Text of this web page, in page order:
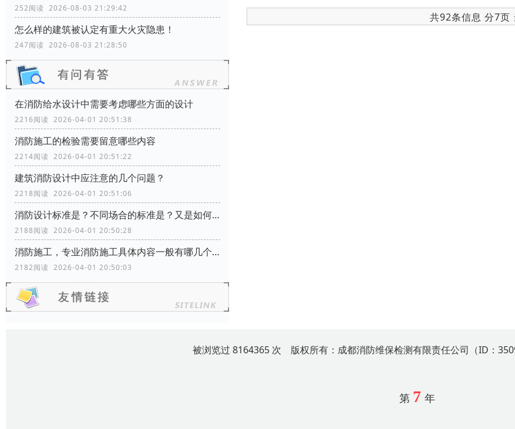
252阅读 2026-08-03 21:29:42
怎么样的建筑被认定有重大火灾隐患！
247阅读 2026-08-03 21:28:50
在消防给水设计中需要考虑哪些方面的设计
2216阅读 2026-04-01 20:51:38
消防施工的检验需要留意哪些内容
2214阅读 2026-04-01 20:51:22
建筑消防设计中应注意的几个问题？
2218阅读 2026-04-01 20:51:06
消防设计标准是？不同场合的标准是？又是如何分类的？
2188阅读 2026-04-01 20:50:28
消防施工，专业消防施工具体内容一般有哪几个方面？
2182阅读 2026-04-01 20:50:03
共92条信息 分7页
被浏览过 8164365 次 版权所有：成都消防维保检测有限责任公司（ID：
第 7 年